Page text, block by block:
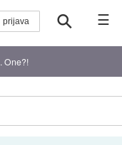
☰
One?!